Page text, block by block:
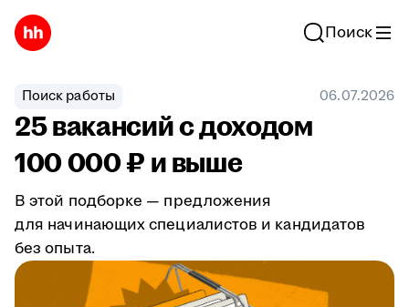
Поиск
Поиск работы 06.07.2026
25 вакансий с доходом
100 000 ₽ и выше
В этой подборке — предложения
для начинающих специалистов и кандидатов
без опыта.